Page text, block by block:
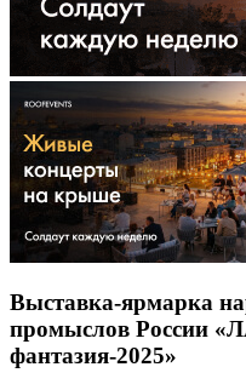
Выставка-ярмарка
промыслов России
фантазия-2025»